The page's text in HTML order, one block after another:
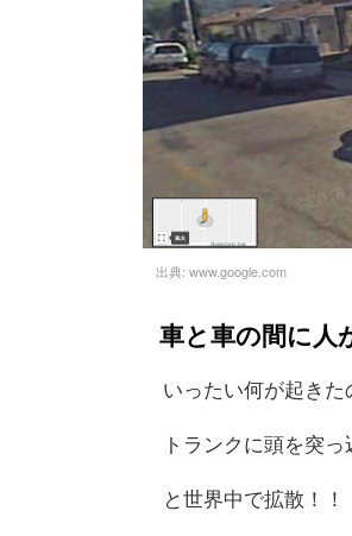
出典: www.google.com
車と車の間に人
いったい何が起きた
トランクに頭を突
と世界中で拡散！！